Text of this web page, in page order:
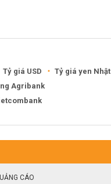
Tỷ giá USD
Tỷ giá yen Nhật
Agribank
CÁO